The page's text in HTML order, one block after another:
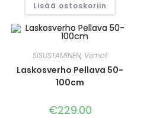
Lisää ostoskoriin
SISUSTAMINEN, Verhot
Laskosverho Pellava 50-
100cm
€229.00